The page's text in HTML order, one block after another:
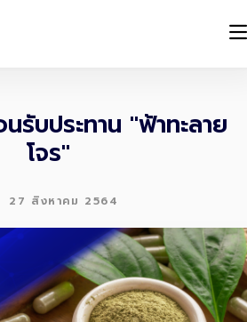
บประทาน "ฟ้าทะลาย
โจร"
27 สิงหาคม 2564